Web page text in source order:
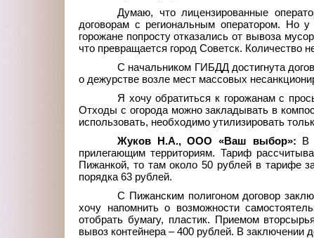
Думаю, что лицензированные
договорам с региональным оператором. Но
горожане попросту отказались от вывоза
что превращается город Советск. Количество
С начальником ГИБДД достигнута
о дежурстве возле мест массовых
Я хочу обратиться к горожанам с
Отходы с огорода можно закладывать в
использовать, необходимо утилизировать
Жуков Н.А., ООО «Ваш выбор»:
В
прилегающим территориям. Тариф
Пижанкой, то там около 50 рублей в тарифе
порядка 63 рублей.
С Пижанским полигоном договор
хочу напомнить о возможности
отобрать бумагу, пластик. Приемом
вывоз контейнера – 400 рублей. В заключении